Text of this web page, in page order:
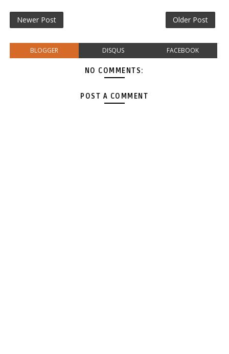
Newer Post Older Post
BLOGGER DISQUS FACEBOOK
NO COMMENTS:
POST A COMMENT